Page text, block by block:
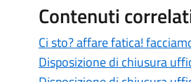
Contenuti
Ci sto? affare fatica!
Disposizione di chiusura